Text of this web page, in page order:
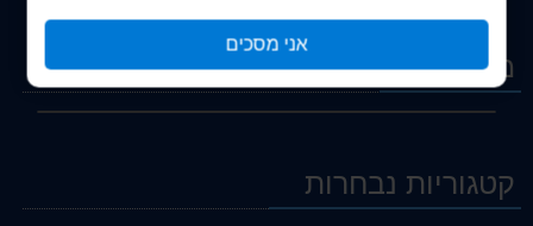
אני מסכים
התחברות
מבצעים
קטגוריות נבחרות